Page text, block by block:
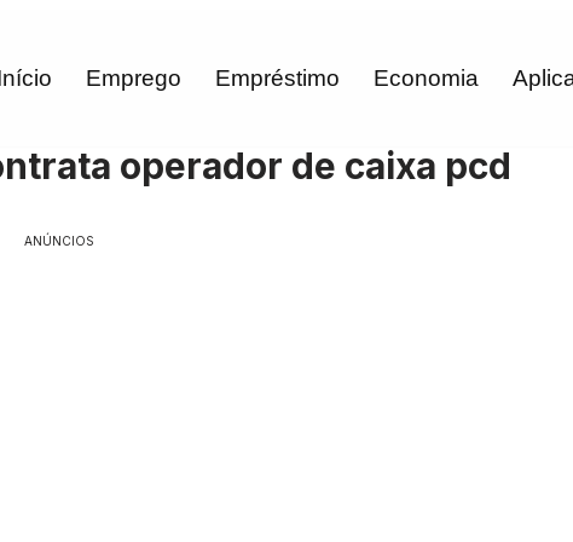
Emprego Empréstimo Economia
operador de caixa pcd
ANÚNCIOS